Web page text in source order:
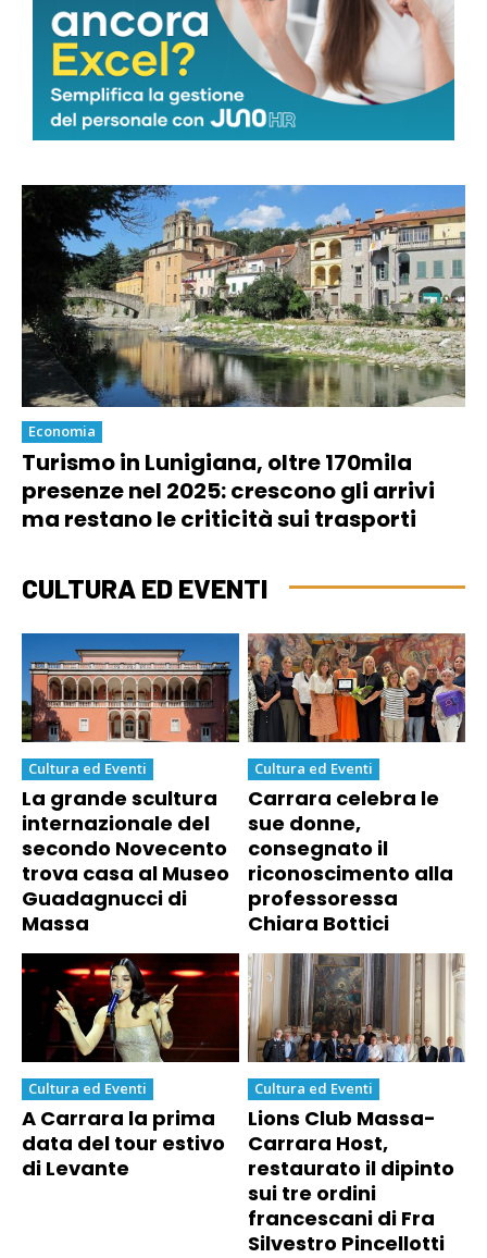
Economia
Marmo, la sindaca Arrighi sulle
quantità sostenibili: “Nessun via libera
a nuova escavazione”
Economia
Turismo in Lunigiana, oltre 170mila
presenze nel 2025: crescono gli arrivi
ma restano le criticità sui trasporti
CULTURA ED EVENTI
Cultura ed Eventi
La grande scultura
internazionale del
secondo Novecento
trova casa al Museo
Guadagnucci di
Massa
Cultura ed Eventi
Carrara celebra le
sue donne,
consegnato il
riconoscimento alla
professoressa
Chiara Bottici
Cultura ed Eventi
A Carrara la prima
data del tour estivo
di Levante
Cultura ed Eventi
Lions Club Massa-
Carrara Host,
restaurato il dipinto
sui tre ordini
francescani di Fra
Silvestro Pincellotti